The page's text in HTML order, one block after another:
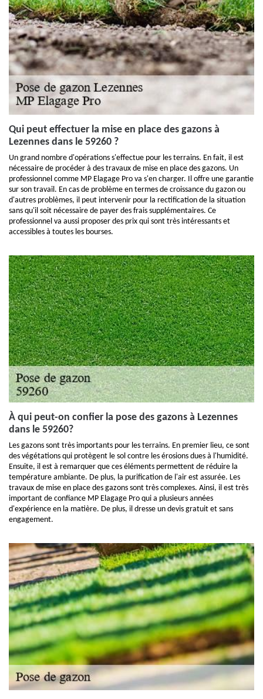
Qui peut effectuer la mise en place des gazons à
Lezennes dans le 59260 ?
Un grand nombre d'opérations s'effectue pour les terrains. En fait, il est
nécessaire de procéder à des travaux de mise en place des gazons. Un
professionnel comme MP Elagage Pro va s'en charger. Il offre une garantie
sur son travail. En cas de problème en termes de croissance du gazon ou
d'autres problèmes, il peut intervenir pour la rectification de la situation
sans qu'il soit nécessaire de payer des frais supplémentaires. Ce
professionnel va aussi proposer des prix qui sont très intéressants et
accessibles à toutes les bourses.
À qui peut-on confier la pose des gazons à Lezennes
dans le 59260?
Les gazons sont très importants pour les terrains. En premier lieu, ce sont
des végétations qui protègent le sol contre les érosions dues à l'humidité.
Ensuite, il est à remarquer que ces éléments permettent de réduire la
température ambiante. De plus, la purification de l'air est assurée. Les
travaux de mise en place des gazons sont très complexes. Ainsi, il est très
important de confiance MP Elagage Pro qui a plusieurs années
d'expérience en la matière. De plus, il dresse un devis gratuit et sans
engagement.